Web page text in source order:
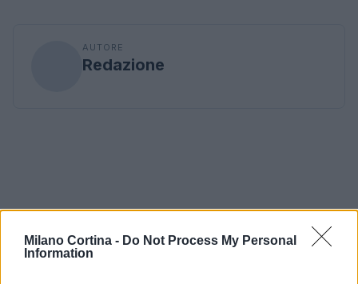
Milano Cortina - Do Not Process My Personal
Information
AUTORE
Redazione